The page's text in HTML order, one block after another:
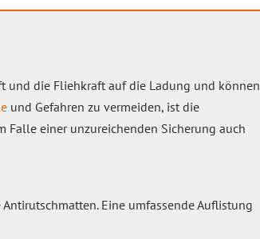
und die Fliehkraft auf die Ladung und können
und Gefahren zu vermeiden, ist die
Falle einer unzureichenden Sicherung auch
Eine umfassende Auflistung